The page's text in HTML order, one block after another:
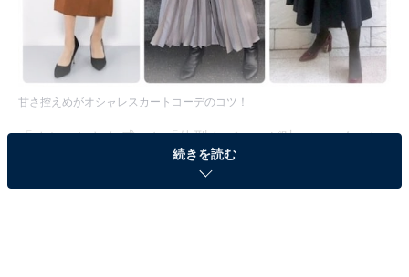
甘さ控えめがオシャレスカートコーデのコツ！
「オシャレした感」と「体型カバー」が叶い、いくつに
なっても上手に付き合っていきたいスカート。ですが、
スカート自体が女度の高いアイテムなので、甘すぎるテ
続きを読む